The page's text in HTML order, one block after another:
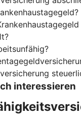
interessieren